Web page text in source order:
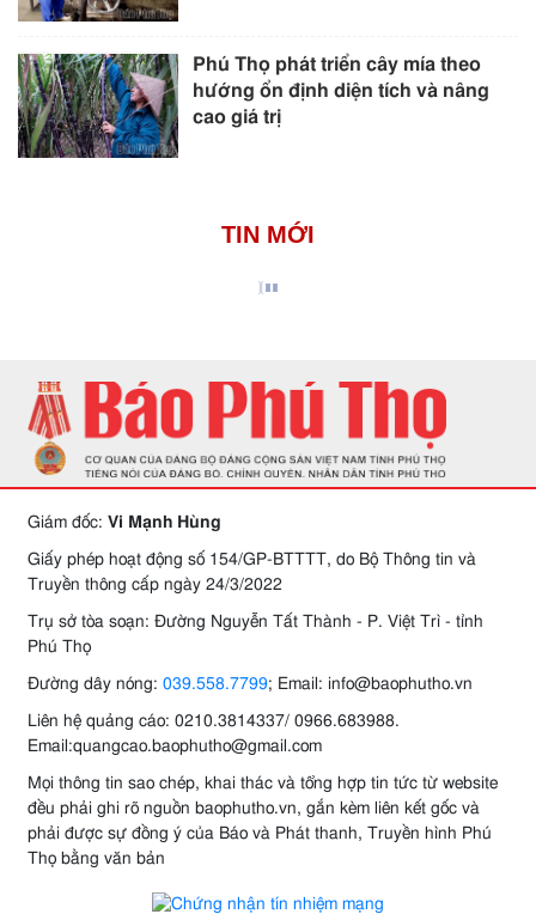
Phú Thọ phát triển cây mía theo
hướng ổn định diện tích và nâng
cao giá trị
TIN MỚI
Giám đốc: Vi Mạnh Hùng
Giấy phép hoạt động số 154/GP-BTTTT, do Bộ Thông tin và
Truyền thông cấp ngày 24/3/2022
Trụ sở tòa soạn: Đường Nguyễn Tất Thành - P. Việt Trì - tỉnh
Phú Thọ
Đường dây nóng: 039.558.7799; Email: info@baophutho.vn
Liên hệ quảng cáo: 0210.3814337/ 0966.683988.
Email:quangcao.baophutho@gmail.com
Mọi thông tin sao chép, khai thác và tổng hợp tin tức từ website
đều phải ghi rõ nguồn baophutho.vn, gắn kèm liên kết gốc và
phải được sự đồng ý của Báo và Phát thanh, Truyền hình Phú
Thọ bằng văn bản